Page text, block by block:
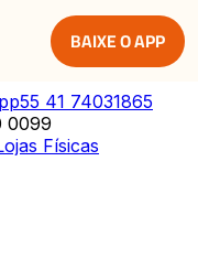
BAIXE O APP
55 41 74031865
0099
Físicas